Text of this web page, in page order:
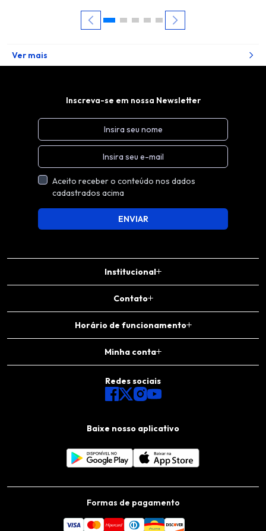
Ver mais
Institucional
Contato
Horário de funcionamento
Minha conta
Baixe nosso aplicativo
Redes sociais
Inscreva-se em nossa Newsletter
Aceito receber o conteúdo nos dados
cadastrados acima
ENVIAR
Formas de pagamento